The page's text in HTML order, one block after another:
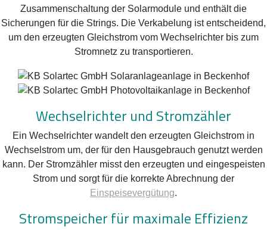
Zusammenschaltung der Solarmodule und enthält die
Sicherungen für die Strings. Die Verkabelung ist entscheidend,
um den erzeugten Gleichstrom vom Wechselrichter bis zum
Stromnetz zu transportieren.
Wechselrichter und Stromzähler
Ein Wechselrichter wandelt den erzeugten Gleichstrom in
Wechselstrom um, der für den Hausgebrauch genutzt werden
kann. Der Stromzähler misst den erzeugten und eingespeisten
Strom und sorgt für die korrekte Abrechnung der
Einspeisevergütung.
Stromspeicher für maximale Effizienz